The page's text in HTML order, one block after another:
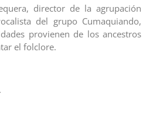
director de la agrupación
del grupo Cumaquiando,
provienen de los ancestros
el folclore.